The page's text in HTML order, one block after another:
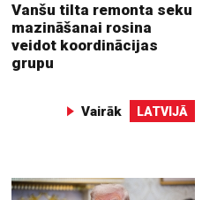
Vanšu tilta remonta seku
mazināšanai rosina
veidot koordinācijas
grupu
Vairāk LATVIJĀ